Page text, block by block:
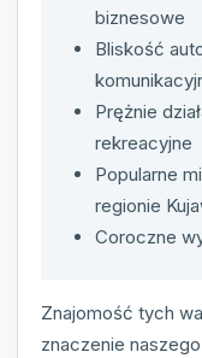
biznesowe
Bliskość
Prężnie
rekreacyjne
Popularne
regionie
Coroczne
Znajomość tych
znaczenie